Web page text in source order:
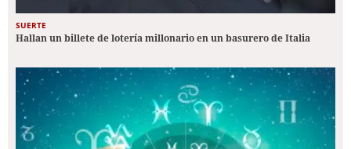
SUERTE
Hallan un billete de lotería millonario en un basurero de Italia